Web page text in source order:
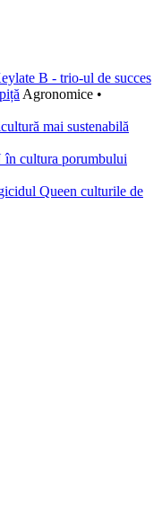
B - trio-ul de succes
Agronomice •
mai sustenabilă
cultura porumbului
Queen culturile de